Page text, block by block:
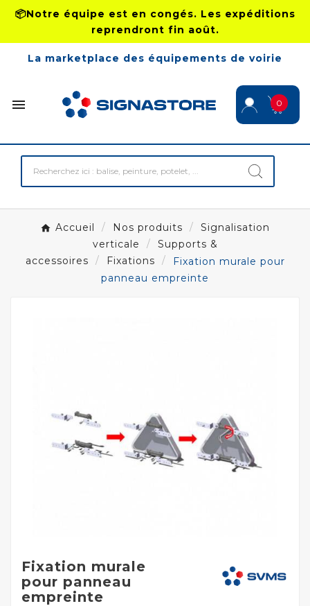
📦Notre équipe est en congés. Les expéditions
reprendront fin août.
La marketplace des équipements de voirie
 0
Accueil Nos produits
Signalisation
verticale
Supports &
accessoires
Fixations
Fixation murale pour
panneau empreinte
Fixation murale
pour panneau
empreinte